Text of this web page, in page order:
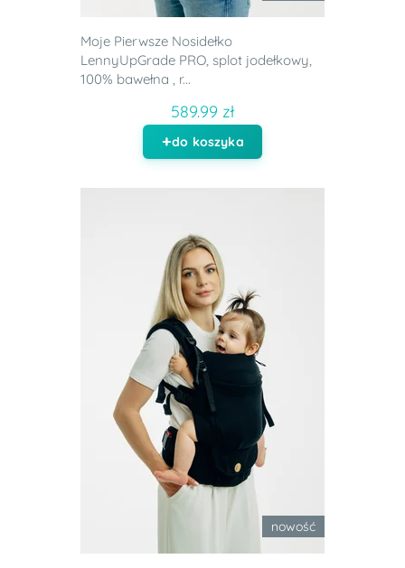
Moje Pierwsze Nosidełko
LennyUpGrade PRO, splot jodełkowy,
100% bawełna , r...
589.99 zł
do koszyka
nowość